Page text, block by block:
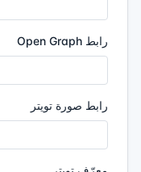
رابط Open Graph
رابط صورة تويتر